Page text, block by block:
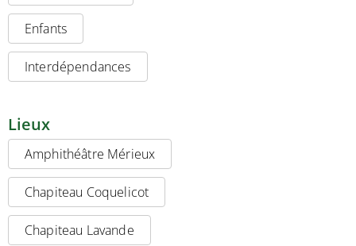
Enfants
Interdépendances
Lieux
Amphithéâtre Mérieux
Chapiteau Coquelicot
Chapiteau Lavande